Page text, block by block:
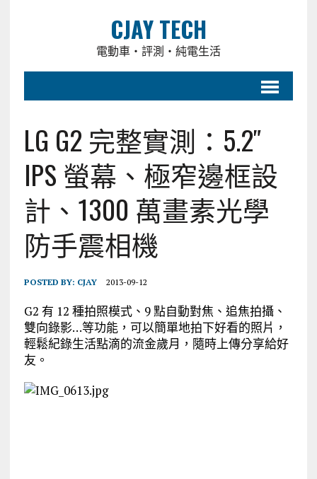
CJAY TECH
電動車・評測・純電生活
LG G2 完整實測：5.2″
IPS 螢幕、極窄邊框設
計、1300 萬畫素光學
防手震相機
POSTED BY: CJAY 2013-09-12
G2 有 12 種拍照模式、9 點自動對焦、追焦拍攝、
雙向錄影…等功能，可以簡單地拍下好看的照片，
輕鬆紀錄生活點滴的流金歲月，隨時上傳分享給好
友。